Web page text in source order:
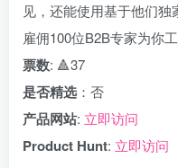
见，还能使用基于他们
雇佣100位B2B专家为你
票数: 🔺37
是否精选 ：否
产品网站: 立即访问
Product Hunt: 立即访问